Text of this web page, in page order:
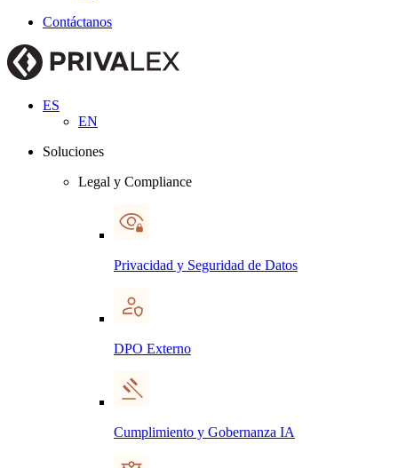
Contáctanos
ES
EN
Soluciones
Legal y Compliance
Privacidad y Seguridad de Datos
DPO Externo
Cumplimiento y Gobernanza IA